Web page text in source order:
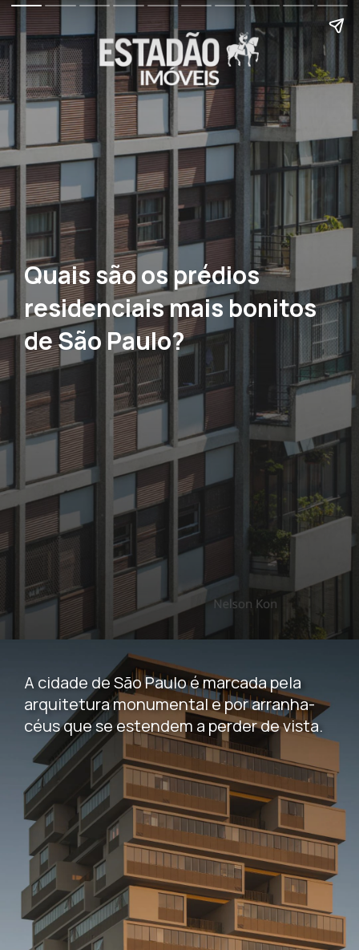
Quais são os prédios
residenciais mais bonitos
de São Paulo?
A cidade de São Paulo é marcada pela
arquitetura monumental e por arranha-
céus que se estendem a perder de vista.